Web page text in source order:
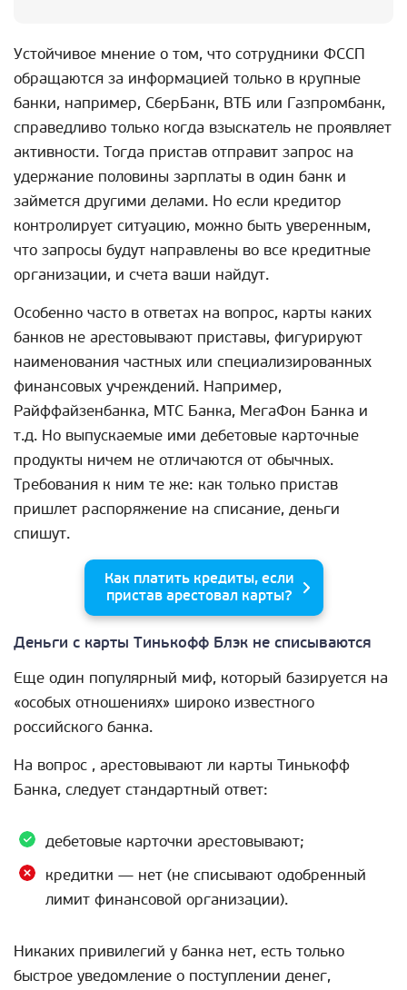
Устойчивое мнение о том, что сотрудники ФССП
обращаются за информацией только в крупные
банки, например, СберБанк, ВТБ или Газпромбанк,
справедливо только когда взыскатель не проявляет
активности. Тогда пристав отправит запрос на
удержание половины зарплаты в один банк и
займется другими делами. Но если кредитор
контролирует ситуацию, можно быть уверенным,
что запросы будут направлены во все кредитные
организации, и счета ваши найдут.
Особенно часто в ответах на вопрос, карты каких
банков не арестовывают приставы, фигурируют
наименования частных или специализированных
финансовых учреждений. Например,
Райффайзенбанка, МТС Банка, МегаФон Банка и
т.д. Но выпускаемые ими дебетовые карточные
продукты ничем не отличаются от обычных.
Требования к ним те же: как только пристав
пришлет распоряжение на списание, деньги
спишут.
Как платить кредиты, если
пристав арестовал карты?
Деньги с карты Тинькофф Блэк не списываются
Еще один популярный миф, который базируется на
«особых отношениях» широко известного
российского банка.
На вопрос , арестовывают ли карты Тинькофф
Банка, следует стандартный ответ:
дебетовые карточки арестовывают;
кредитки — нет (не списывают одобренный
лимит финансовой организации).
Никаких привилегий у банка нет, есть только
быстрое уведомление о поступлении денег,